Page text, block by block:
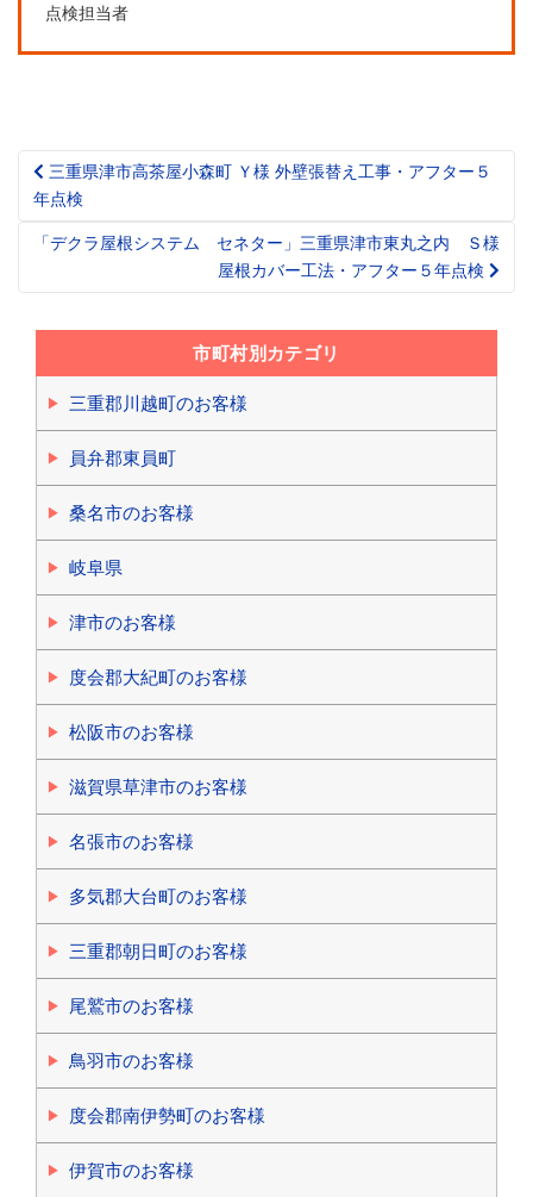
点検担当者
Post
navigation
三重県津市高茶屋小森町 Ｙ様 外壁張替え工事・アフター５
年点検
「デクラ屋根システム セネター」三重県津市東丸之内 Ｓ様
屋根カバー工法・アフター５年点検
市町村別カテゴリ
三重郡川越町のお客様
員弁郡東員町
桑名市のお客様
岐阜県
津市のお客様
度会郡大紀町のお客様
松阪市のお客様
滋賀県草津市のお客様
名張市のお客様
多気郡大台町のお客様
三重郡朝日町のお客様
尾鷲市のお客様
鳥羽市のお客様
度会郡南伊勢町のお客様
伊賀市のお客様